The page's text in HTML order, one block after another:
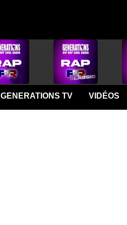
GENERATIONS TV VIDÉOS